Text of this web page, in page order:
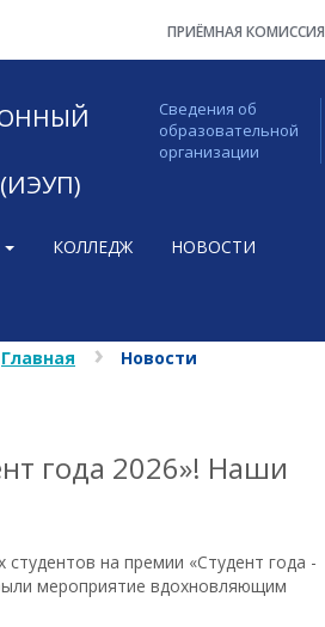
ПРИЁМНАЯ КОМИССИЯ
Сведения об
образовательной
организации
КОЛЛЕДЖ НОВОСТИ
Главная Новости
года 2026»! Наши
на премии «Студент года -
мероприятие вдохновляющим